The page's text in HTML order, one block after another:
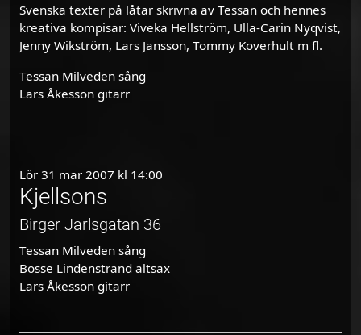
Svenska texter på låtar skrivna av Tessan och hennes
kreativa kompisar: Viveka Hellström, Ulla-Carin Nyqvist,
Jenny Wikström, Lars Jansson, Tommy Koverhult m fl.
Tessan Milveden sång
Lars Åkesson gitarr
Lör 31 mar 2007 kl 14:00
Kjellsons
Birger Jarlsgatan 36
Tessan Milveden sång
Bosse Lindenstrand altsax
Lars Åkesson gitarr